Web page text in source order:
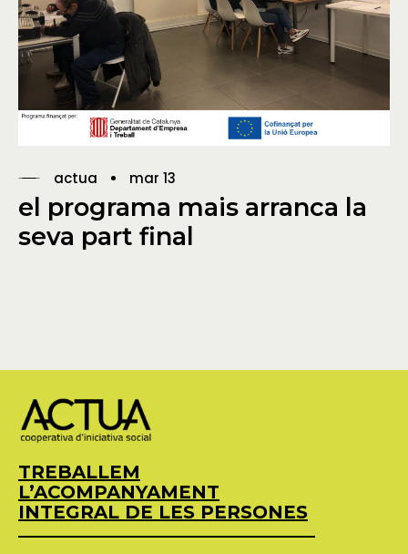
actua mar 13
el programa mais arranca la
seva part final
TREBALLEM
L’ACOMPANYAMENT
INTEGRAL DE LES PERSONES